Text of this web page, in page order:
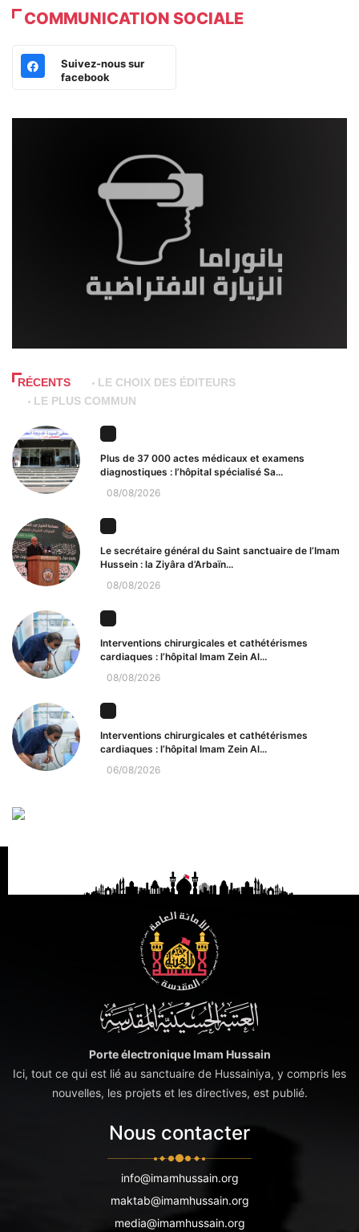
COMMUNICATION SOCIALE
Suivez-nous sur
facebook
RÉCENTS
LE CHOIX DES ÉDITEURS
LE PLUS COMMUN
Plus de 37 000 actes médicaux et examens
diagnostiques : l’hôpital spécialisé Sa...
08/08/2026
Le secrétaire général du Saint sanctuaire de l’Imam
Hussein : la Ziyâra d’Arbaïn...
08/08/2026
Interventions chirurgicales et cathétérismes
cardiaques : l’hôpital Imam Zein Al...
08/08/2026
Interventions chirurgicales et cathétérismes
cardiaques : l’hôpital Imam Zein Al...
06/08/2026
Porte électronique Imam Hussain
Ici, tout ce qui est lié au sanctuaire de Hussainiya, y compris les
nouvelles, les projets et les directives, est publié.
Nous contacter
info@imamhussain.org
maktab@imamhussain.org
media@imamhussain.org